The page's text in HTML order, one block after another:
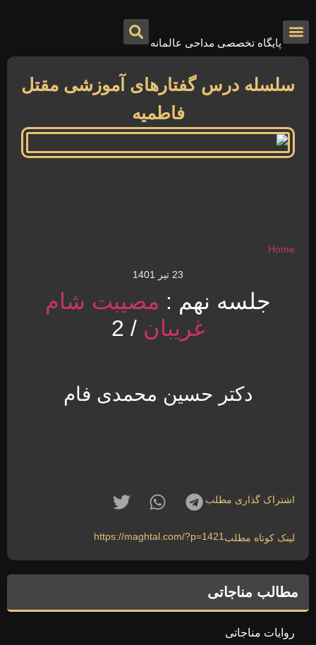
مطالب مناجاتی
روایات مناجاتی
پایگاه تخصصی مداحی عالمانه
سلسله درس گفتارهای آموزشی مقتل
فاطمیه
Home
23 تیر 1401
جلسه نهم : مصیبت شام
غریبان / 2
دکتر حسین محمدی فام
اشتراک گذاری مطلب
لینک کوتاه مطلبhttps://maghtal.com/?p=1421